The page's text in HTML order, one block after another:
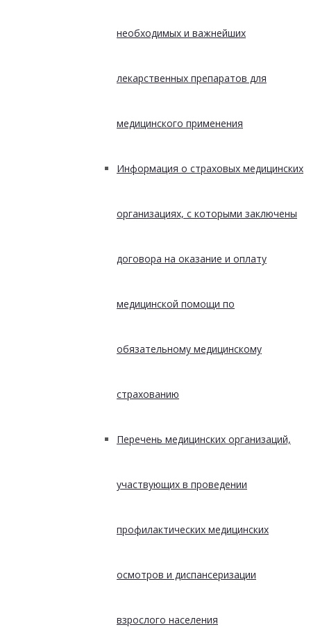
необходимых и важнейших
лекарственных препаратов для
медицинского применения
Информация о страховых медицинских
организациях, с которыми заключены
договора на оказание и оплату
медицинской помощи по
обязательному медицинскому
страхованию
Перечень медицинских организаций,
участвующих в проведении
профилактических медицинских
осмотров и диспансеризации
взрослого населения